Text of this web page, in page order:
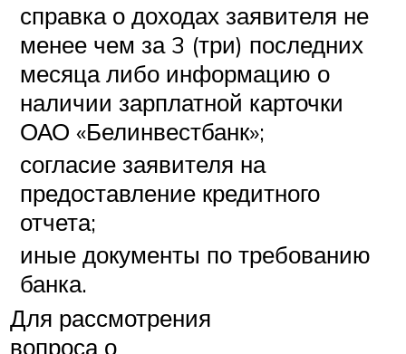
справка о доходах заявителя не
менее чем за 3 (три) последних
месяца либо информацию о
наличии зарплатной карточки
ОАО «Белинвестбанк»;
согласие заявителя на
предоставление кредитного
отчета;
иные документы по требованию
банка.
Для рассмотрения
вопроса о